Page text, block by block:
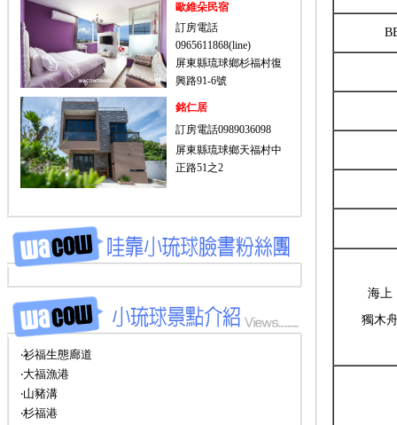
歐維朵民宿
訂房電話
0965611868(line)
屏東縣琉球鄉杉福村復
興路91-6號
銘仁居
訂房電話0989036098
屏東縣琉球鄉天福村中
正路51之2
‧衫福生態廊道
‧大福漁港
‧山豬溝
‧杉福港
海上
獨木